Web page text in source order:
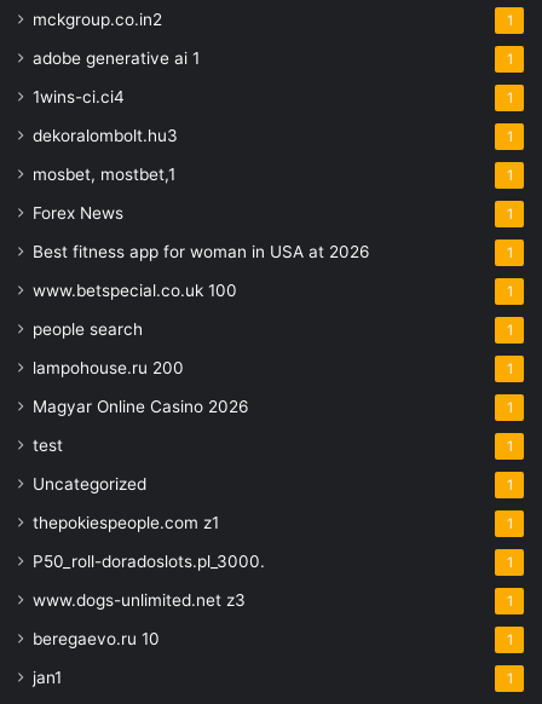
mckgroup.co.in2 1
adobe generative ai 1 1
1wins-ci.ci4 1
dekoralombolt.hu3 1
mosbet, mostbet,1 1
Forex News 1
Best fitness app for woman in USA at 2026 1
www.betspecial.co.uk 100 1
people search 1
lampohouse.ru 200 1
Magyar Online Casino 2026 1
test 1
Uncategorized 1
thepokiespeople.com z1 1
P50_roll-doradoslots.pl_3000. 1
www.dogs-unlimited.net z3 1
beregaevo.ru 10 1
jan1 1